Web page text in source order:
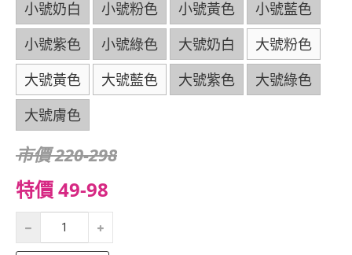
小號奶白 小號粉色 小號黃色 小號藍色
小號紫色 小號綠色 大號奶白 大號粉色
大號黃色 大號藍色 大號紫色 大號綠色
大號膚色
市價 220-298
特價 49-98